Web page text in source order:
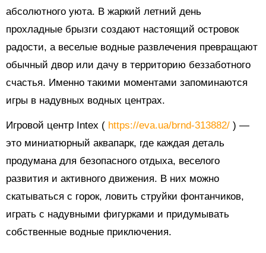
абсолютного уюта. В жаркий летний день
прохладные брызги создают настоящий островок
радости, а веселые водные развлечения превращают
обычный двор или дачу в территорию беззаботного
счастья. Именно такими моментами запоминаются
игры в надувных водных центрах.
Игровой центр Intex ( https://eva.ua/brnd-313882/ ) —
это миниатюрный аквапарк, где каждая деталь
продумана для безопасного отдыха, веселого
развития и активного движения. В них можно
скатываться с горок, ловить струйки фонтанчиков,
играть с надувными фигурками и придумывать
собственные водные приключения.